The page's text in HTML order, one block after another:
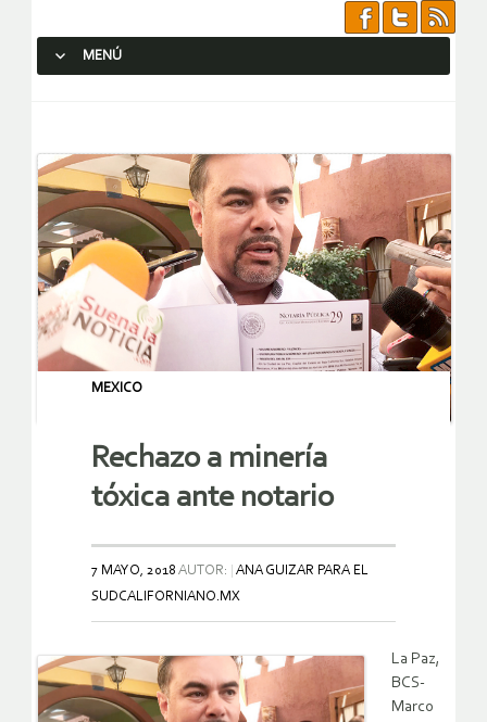
MENÚ
MEXICO
Rechazo a minería
tóxica ante notario
7 MAYO, 2018 AUTOR:
ANA GUIZAR PARA EL
SUDCALIFORNIANO.MX
La Paz,
BCS-
Marco